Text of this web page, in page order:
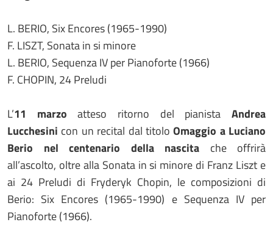
L. BERIO, Six Encores (1965-1990)
F. LISZT, Sonata in si minore
L. BERIO, Sequenza IV per Pianoforte (1966)
F. CHOPIN, 24 Preludi
L’11 marzo atteso ritorno del pianistaAndrea
Lucchesini con un recital dal titoloOmaggio a Luciano
Berio nel centenario della nascita che offrirà
all’ascolto, oltre alla Sonata in si minore di Franz Liszt e
ai 24 Preludi di Fryderyk Chopin, le composizioni di
Berio: Six Encores (1965-1990) e Sequenza IV per
Pianoforte (1966).